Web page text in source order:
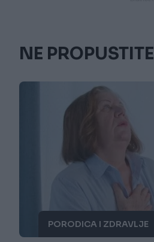
NE PROPUSTITE
PORODICA I ZDRAVLJE